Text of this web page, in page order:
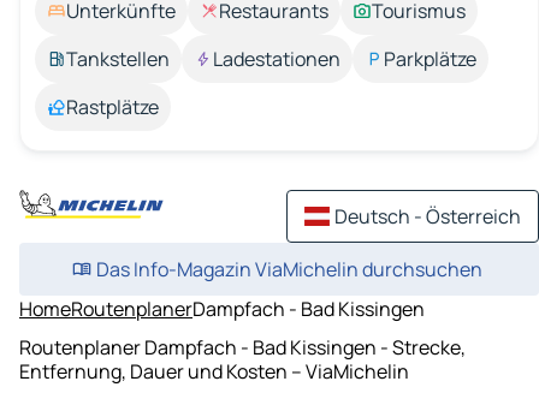
Unterkünfte Restaurants
Tourismus
Tankstellen
Ladestationen
Parkplätze
Rastplätze
Deutsch - Österreich
Das Info-Magazin ViaMichelin durchsuchen
HomeRoutenplanerDampfach - Bad Kissingen
Routenplaner Dampfach - Bad Kissingen - Strecke,
Entfernung, Dauer und Kosten – ViaMichelin